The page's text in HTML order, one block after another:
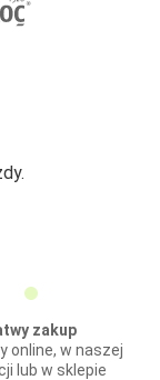
zakup
online, w naszej
lub w sklepie